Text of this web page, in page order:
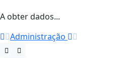
A obter dados...
Administração